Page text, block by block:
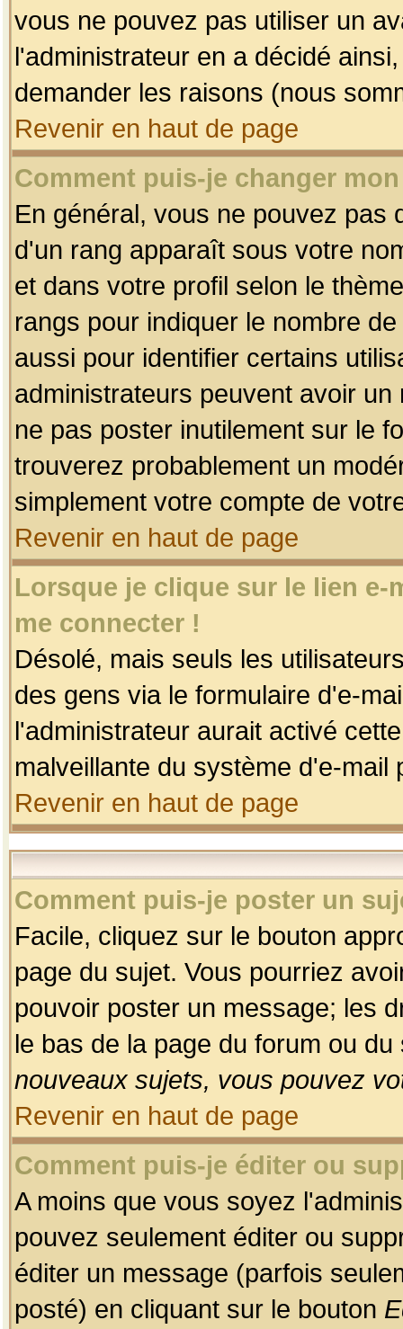
vous ne pouvez pas utiliser un
l'administrateur en a décidé
demander les raisons (nous
Revenir en haut de page
Comment puis-je changer
En général, vous ne pouvez pas
d'un rang apparaît sous votre
et dans votre profil selon le
rangs pour indiquer le nombre
aussi pour identifier certains
administrateurs peuvent avoir
ne pas poster inutilement sur le
trouverez probablement un
simplement votre compte de
Revenir en haut de page
Lorsque je clique sur le lien
me connecter !
Désolé, mais seuls les
des gens via le formulaire d'e-
l'administrateur aurait activé
malveillante du système d'e-
Revenir en haut de page
Comment puis-je poster un
Facile, cliquez sur le bouton
page du sujet. Vous pourriez
pouvoir poster un message; les
le bas de la page du forum ou
nouveaux sujets, vous pouvez
Revenir en haut de page
Comment puis-je éditer ou
A moins que vous soyez
pouvez seulement éditer ou
éditer un message (parfois
posté) en cliquant sur le bouton